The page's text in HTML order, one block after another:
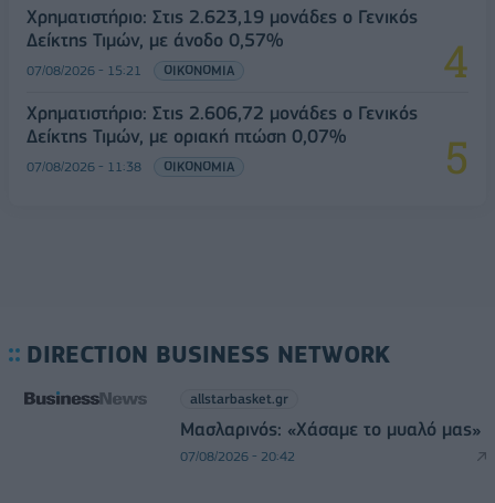
Χρηματιστήριο: Στις 2.623,19 μονάδες ο Γενικός
Δείκτης Τιμών, με άνοδο 0,57%
07/08/2026 - 15:21 ΟΙΚΟΝΟΜΙΑ
Χρηματιστήριο: Στις 2.606,72 μονάδες ο Γενικός
Δείκτης Τιμών, με οριακή πτώση 0,07%
07/08/2026 - 11:38 ΟΙΚΟΝΟΜΙΑ
DIRECTION BUSINESS NETWORK
allstarbasket.gr
Μασλαρινός: «Χάσαμε το μυαλό μας»
07/08/2026 - 20:42